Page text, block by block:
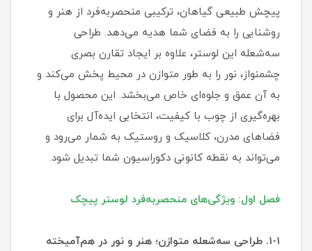
پیچش طبیعی گیاهان، ترکیبی منحصربه‌فرد از هنر و
روشنایی را به فضای شما هدیه می‌دهد. طراحی
سه‌شعله این لوستر، علاوه بر ایجاد تقارن بصری
چشمنواز، نور را به طور متوازن در محیط پخش می‌کند و
به آن عمق و جلوه‌ای خاص می‌بخشد. این محصول با
بهره‌گیری از چوب با کیفیت، انتخابی ایده‌آل برای
فضاهای مدرن، کلاسیک و روستیک به شمار می‌رود و
می‌تواند به نقطه کانونی دکوراسیون شما تبدیل شود.
فصل اول: ویژگی‌های منحصربه‌فرد لوستر پیچک
۱-۱. طراحی سه‌شعله متوازن؛ هنر و نور در هم‌آمیخته